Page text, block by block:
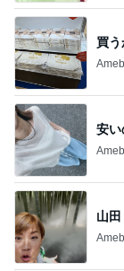
買
安い
山